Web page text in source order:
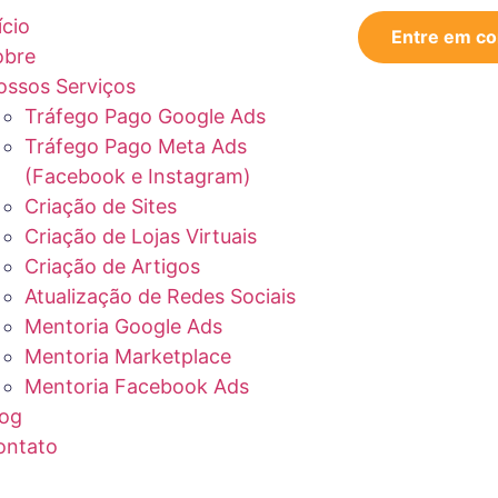
Serviços
Tráfego Pago Google Ads
Tráfego Pago Meta Ads
(Facebook e Instagram)
Criação de Sites
Criação de Lojas Virtuais
Criação de Artigos
Atualização de Redes Sociais
Mentoria Google Ads
Mentoria Marketplace
Mentoria Facebook Ads
Entre em